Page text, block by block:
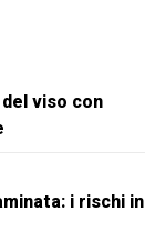
viso con
i rischi in